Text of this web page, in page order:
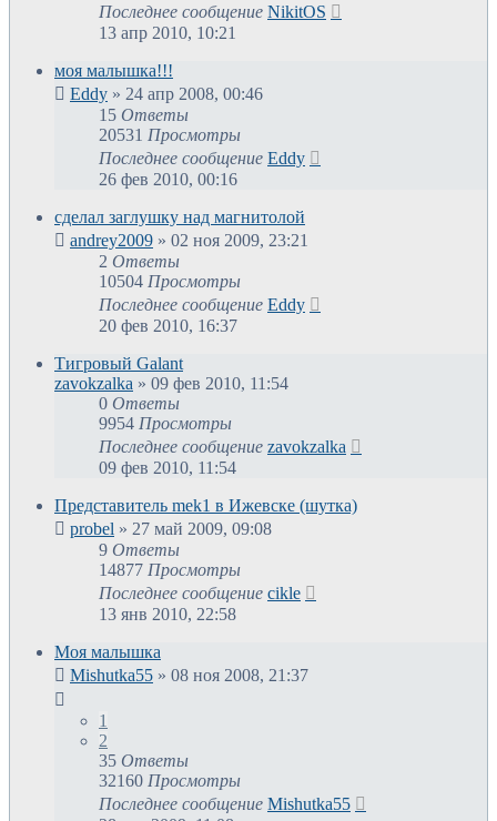
Последнее сообщение NikitOS
13 апр 2010, 10:21
моя малышка!!!
Eddy » 24 апр 2008, 00:46
15 Ответы
20531 Просмотры
Последнее сообщение Eddy
26 фев 2010, 00:16
сделал заглушку над магнитолой
andrey2009 » 02 ноя 2009, 23:21
2 Ответы
10504 Просмотры
Последнее сообщение Eddy
20 фев 2010, 16:37
Тигровый Galant
zavokzalka » 09 фев 2010, 11:54
0 Ответы
9954 Просмотры
Последнее сообщение zavokzalka
09 фев 2010, 11:54
Представитель mek1 в Ижевске (шутка)
probel » 27 май 2009, 09:08
9 Ответы
14877 Просмотры
Последнее сообщение cikle
13 янв 2010, 22:58
Моя малышка
Mishutka55 » 08 ноя 2008, 21:37
1
2
35 Ответы
32160 Просмотры
Последнее сообщение Mishutka55